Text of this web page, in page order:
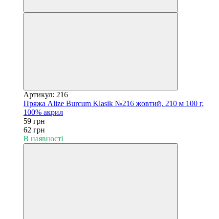
Артикул: 216
Пряжа Alize Burcum Klasik №216 жовтий, 210 м 100 г,
100% акрил
59 грн
62 грн
В наявності